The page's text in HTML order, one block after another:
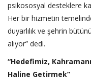
psikososyal desteklere
Her bir hizmetin
duyarlılık ve şehrin
alıyor” dedi.
“Hedefimiz,
Haline Getirmek”